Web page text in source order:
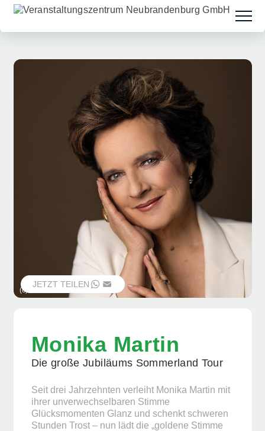
(c) Veranstalter
JETZT TEILEN
WHATSAPP
EMAIL
Monika Martin
Die große Jubiläums Sommerland Tour
Seit drei Jahrzehnten verleiht Monika Martin mit
ihrer unverwechselbaren Stimme
Glücksmomenten Glanz und schenkt schweren
Stunden Trost – nun lädt die „goldene Stimme